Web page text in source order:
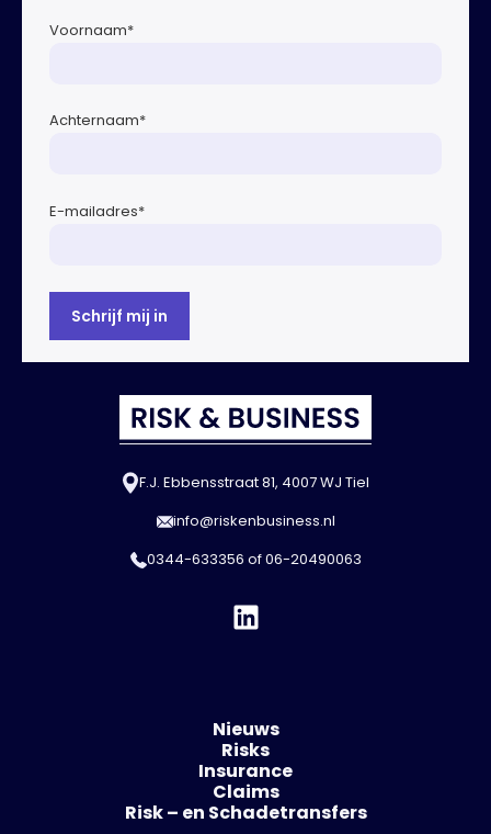
Voornaam*
Achternaam*
E-mailadres*
F.J. Ebbensstraat 81, 4007 WJ Tiel
info@riskenbusiness.nl
0344-633356 of06-20490063
Nieuws
Risks
Insurance
Claims
Risk – en Schadetransfers